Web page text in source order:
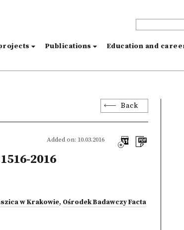
Publications Education and
Back
Added on: 10.03.2016
2016
w Krakowie, Ośrodek Badawczy Facta